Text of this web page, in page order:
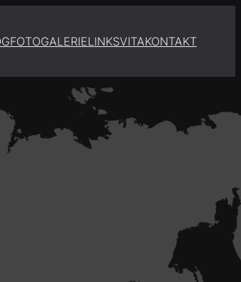
FOTOGALERIELINKSVITAKONTAKT